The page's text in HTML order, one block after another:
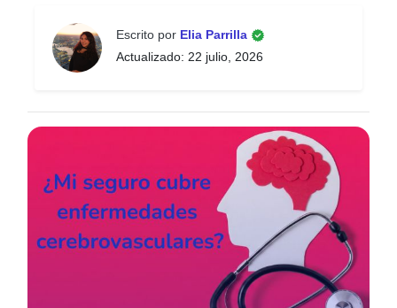
Escrito por Elia Parrilla
Actualizado: 22 julio, 2026